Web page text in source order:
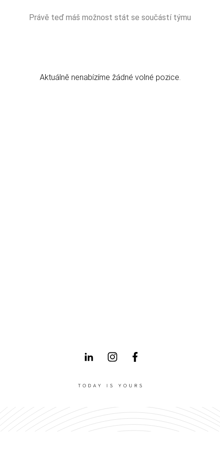
Právě teď máš možnost stát se součástí týmu
Aktuálně nenabízíme žádné volné pozice.